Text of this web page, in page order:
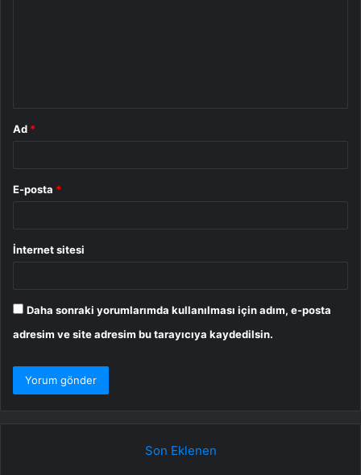
Ad *
E-posta *
İnternet sitesi
Daha sonraki yorumlarımda kullanılması için adım, e-posta
adresim ve site adresim bu tarayıcıya kaydedilsin.
Son Eklenen